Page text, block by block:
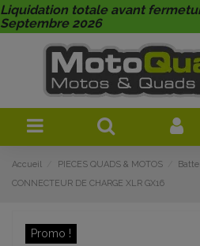
Liquidation totale avant
Septembre 2026
Accueil PIECES QUADS & MOTOS
CONNECTEUR DE CHARGE XLR GX16
Promo !